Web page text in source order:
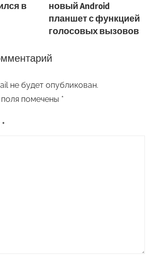
в
новый Android
планшет с функцией
голосовых вызовов
не будет опубликован.
помечены *
*